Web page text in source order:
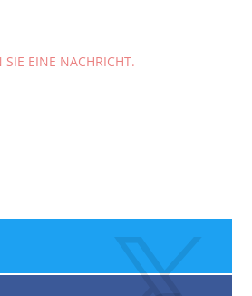
SIE EINE NACHRICHT.